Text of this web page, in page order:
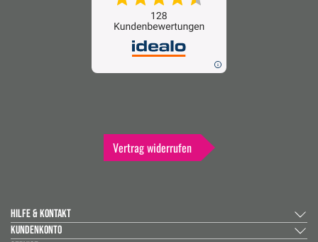
Vertrag widerrufen
HILFE & KONTAKT
KUNDENKONTO